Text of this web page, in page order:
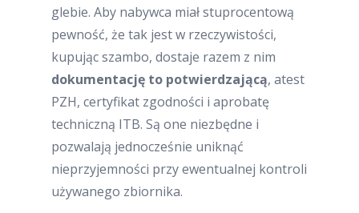
glebie. Aby nabywca miał stuprocentową
pewność, że tak jest w rzeczywistości,
kupując szambo, dostaje razem z nim
dokumentację to potwierdzającą, atest
PZH, certyfikat zgodności i aprobatę
techniczną ITB. Są one niezbędne i
pozwalają jednocześnie uniknąć
nieprzyjemności przy ewentualnej kontroli
używanego zbiornika.